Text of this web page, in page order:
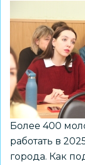
Более 400
работать в
города. Как